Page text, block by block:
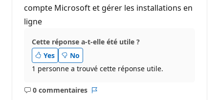
compte Microsoft et gérer les installations en
ligne
Cette réponse a-t-elle été utile ?
Yes
No
1 personne a trouvé cette réponse utile.
0 commentaires
Aucun